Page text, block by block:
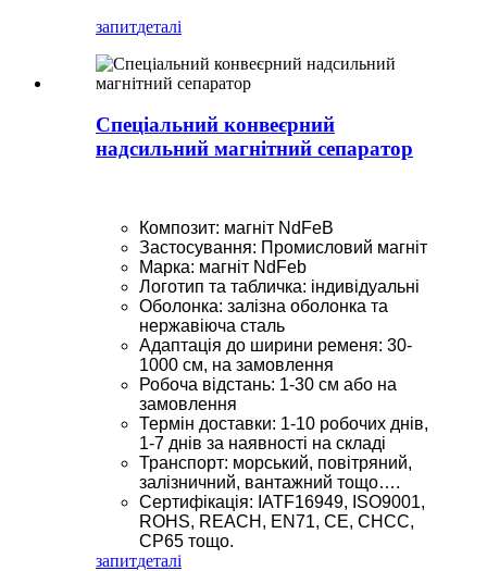
запитдеталі
Спеціальний конвеєрний
надсильний магнітний сепаратор
Композит: магніт NdFeB
Застосування: Промисловий магніт
Марка: магніт NdFeb
Логотип та табличка: індивідуальні
Оболонка: залізна оболонка та
нержавіюча сталь
Адаптація до ширини ременя: 30-
1000 см, на замовлення
Робоча відстань: 1-30 см або на
замовлення
Термін доставки: 1-10 робочих днів,
1-7 днів за наявності на складі
Транспорт: морський, повітряний,
залізничний, вантажний тощо….
Сертифікація: IATF16949, ISO9001,
ROHS, REACH, EN71, CE, CHCC,
CP65 тощо.
запитдеталі